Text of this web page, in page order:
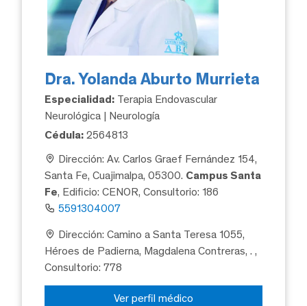
Dra. Yolanda Aburto Murrieta
Especialidad: Terapia Endovascular
Neurológica | Neurología
Cédula: 2564813
Dirección: Av. Carlos Graef Fernández 154,
Santa Fe, Cuajimalpa, 05300. Campus Santa
Fe, Edificio: CENOR, Consultorio: 186
5591304007
Dirección: Camino a Santa Teresa 1055,
Héroes de Padierna, Magdalena Contreras, .,
Consultorio: 778
Ver perfil médico